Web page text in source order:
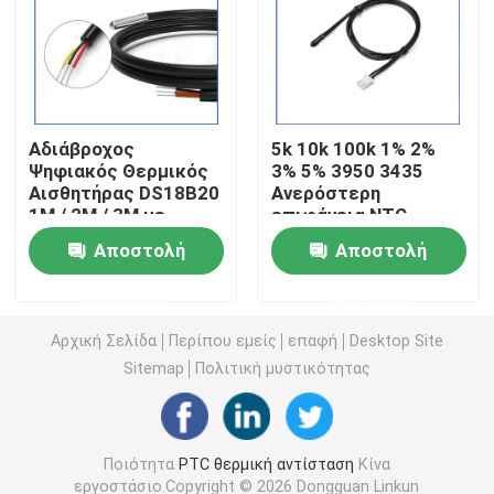
Τσιπ θέρμανσης PTC
Θερμοστήρας NTC
Θερμική αντίσταση SMD NTC
Θερμοστήρας NTC ισχύος
Αισθητήρας θερμοκρασίας NTC
Varistor μεταλλικών οξειδίων
SMD Varistor
Αδιάβροχος
Ψηφιακός Θερμικός
Αισθητήρας DS18B20
1M / 2M / 3M με
Αισθητήρα
Θερμοκρασίας και
XH2.54mm-3P για
Αποστολή
5k 10k 100k 1% 2%
3% 5% 3950 3435
Ανερόστερη
επιφάνεια NTC
Θερμοστάτη
αισθητήρα
θερμοκρασίας για
Αποστολή
Αρχική Σελίδα Περίπου εμείς επαφή
Desktop Site
Sitemap
Πολιτική μυστικότητας
Ποιότητα PTC θερμική αντίσταση Κίνα
εργοστάσιο.Copyright © 2026 Dongguan Linkun